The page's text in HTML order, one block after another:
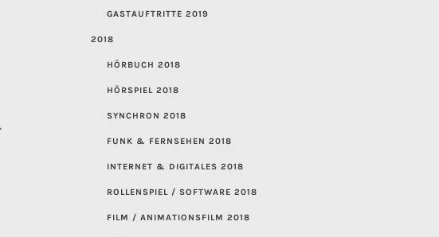
GASTAUFTRITTE 2019
2018
HÖRBUCH 2018
HÖRSPIEL 2018
SYNCHRON 2018
FUNK & FERNSEHEN 2018
INTERNET & DIGITALES 2018
ROLLENSPIEL / SOFTWARE 2018
FILM / ANIMATIONSFILM 2018